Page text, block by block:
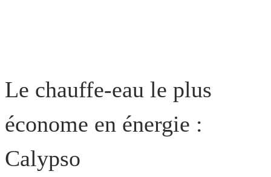
Le chauffe-eau le plus
économe en énergie :
Calypso